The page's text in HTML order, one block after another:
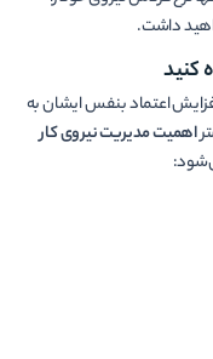
داشت.
اعتماد بنفس ایشان به
اهمیت مدیریت نیروی کار